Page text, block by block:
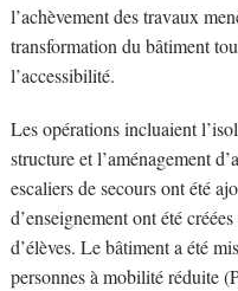
l’achèvement des travaux
transformation du bâtiment
l’accessibilité.
Les opérations incluaient
structure et l’aménagement
escaliers de secours ont été
d’enseignement ont été
d’élèves. Le bâtiment a été
personnes à mobilité réduite